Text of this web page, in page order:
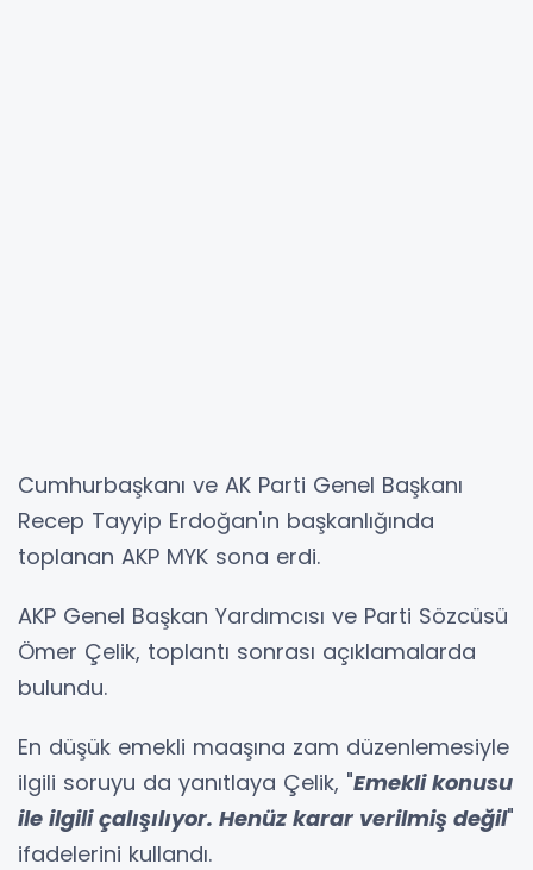
Cumhurbaşkanı ve AK Parti Genel Başkanı
Recep Tayyip Erdoğan'ın başkanlığında
toplanan AKP MYK sona erdi.
AKP Genel Başkan Yardımcısı ve Parti Sözcüsü
Ömer Çelik, toplantı sonrası açıklamalarda
bulundu.
En düşük emekli maaşına zam düzenlemesiyle
ilgili soruyu da yanıtlaya Çelik, "Emekli konusu
ile ilgili çalışılıyor. Henüz karar verilmiş değil"
ifadelerini kullandı.